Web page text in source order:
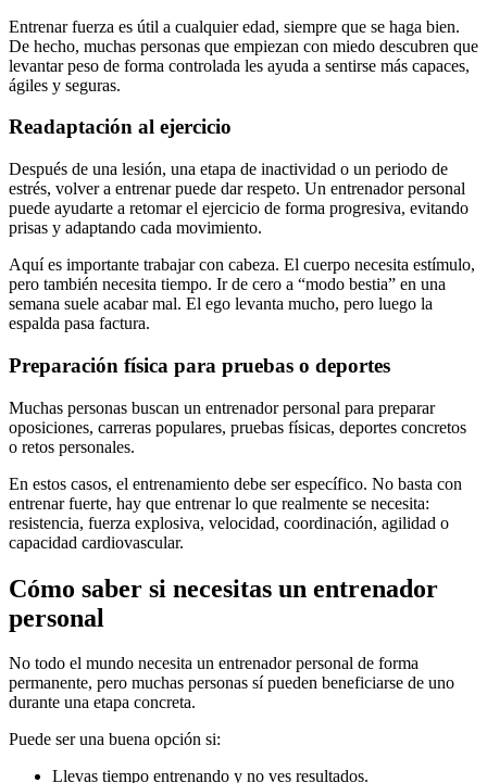
Entrenar fuerza es útil a cualquier edad, siempre que se haga bien.
De hecho, muchas personas que empiezan con miedo descubren que
levantar peso de forma controlada les ayuda a sentirse más capaces,
ágiles y seguras.
Readaptación al ejercicio
Después de una lesión, una etapa de inactividad o un periodo de
estrés, volver a entrenar puede dar respeto. Un entrenador personal
puede ayudarte a retomar el ejercicio de forma progresiva, evitando
prisas y adaptando cada movimiento.
Aquí es importante trabajar con cabeza. El cuerpo necesita estímulo,
pero también necesita tiempo. Ir de cero a “modo bestia” en una
semana suele acabar mal. El ego levanta mucho, pero luego la
espalda pasa factura.
Preparación física para pruebas o deportes
Muchas personas buscan un entrenador personal para preparar
oposiciones, carreras populares, pruebas físicas, deportes concretos
o retos personales.
En estos casos, el entrenamiento debe ser específico. No basta con
entrenar fuerte, hay que entrenar lo que realmente se necesita:
resistencia, fuerza explosiva, velocidad, coordinación, agilidad o
capacidad cardiovascular.
Cómo saber si necesitas un entrenador
personal
No todo el mundo necesita un entrenador personal de forma
permanente, pero muchas personas sí pueden beneficiarse de uno
durante una etapa concreta.
Puede ser una buena opción si:
Llevas tiempo entrenando y no ves resultados.